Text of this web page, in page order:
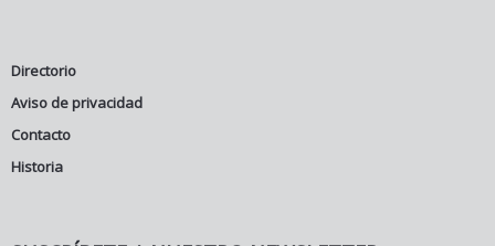
Directorio
Aviso de privacidad
Contacto
Historia